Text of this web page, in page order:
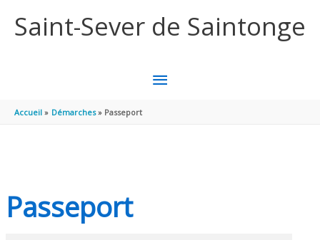
Saint-Sever de Saintonge
MENU
Accueil Démarches Passeport
Passeport